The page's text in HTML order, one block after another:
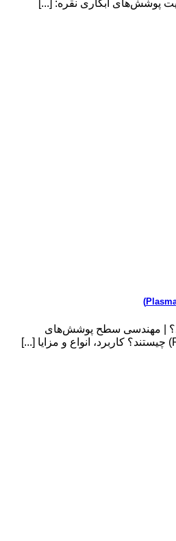
پوشش‌های آبکاری نقره: [...]
| مهندسی سطح پوشش‌های